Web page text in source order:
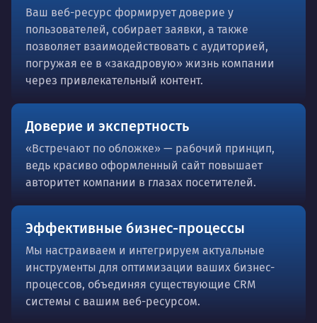
Ваш веб-ресурс формирует доверие у
пользователей, собирает заявки, а также
позволяет взаимодействовать с аудиторией,
погружая ее в «закадровую» жизнь компании
через привлекательный контент.
Доверие и экспертность
«Встречают по обложке» — рабочий принцип,
ведь красиво оформленный сайт повышает
авторитет компании в глазах посетителей.
Эффективные бизнес-процессы
Мы настраиваем и интегрируем актуальные
инструменты для оптимизации ваших бизнес-
процессов, объединяя существующие CRM
системы с вашим веб-ресурсом.